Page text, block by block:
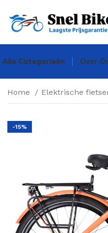
Alle Categorieën Over
Home Elektrische
-15%